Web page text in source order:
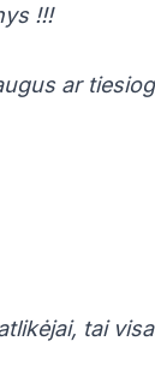
!!!
ar
tai